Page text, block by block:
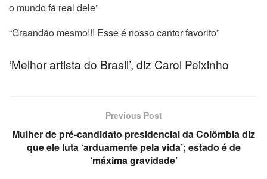
o mundo fã real dele”
“Graandão mesmo!!! Esse é nosso cantor favorito”
‘Melhor artista do Brasil’, diz Carol Peixinho
Previous Post
Mulher de pré-candidato presidencial da Colômbia diz
que ele luta ‘arduamente pela vida’; estado é de
‘máxima gravidade’